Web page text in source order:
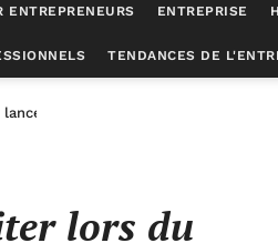
ENTREPRENEURS ENTREPRISE
TENDANCES DE
de votre entreprise
lors du